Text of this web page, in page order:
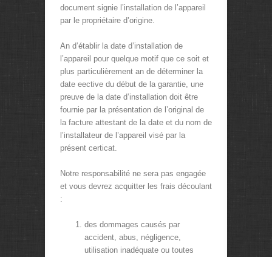
document signie l’installation de l’appareil
par le propriétaire d’origine.
An d’établir la date d’installation de
l’appareil pour quelque motif que ce soit et
plus particulièrement an de déterminer la
date eective du début de la garantie, une
preuve de la date d’installation doit être
fournie par la présentation de l’original de
la facture attestant de la date et du nom de
l’installateur de l’appareil visé par la
présent certicat.
Notre responsabilité ne sera pas engagée
et vous devrez acquitter les frais découlant
:
des dommages causés par
accident, abus, négligence,
utilisation inadéquate ou toutes